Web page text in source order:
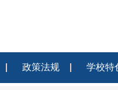
政策法规 学校特